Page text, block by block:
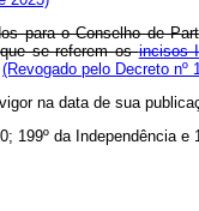
para o Conselho de
se referem osincisos I
(Revogado pelo Decreto nº
na data de sua
199º da Independência e